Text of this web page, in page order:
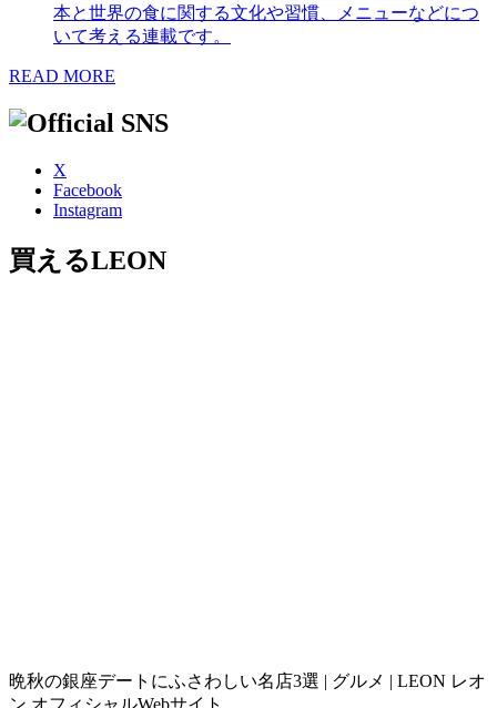
本と世界の食に関する文化や習慣、メニューなどにつ
いて考える連載です。
READ MORE
X
Facebook
Instagram
買えるLEON
晩秋の銀座デートにふさわしい名店3選 | グルメ | LEON レオ
ン オフィシャルWebサイト